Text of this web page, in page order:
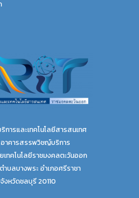
การและเทคโนโลยีสารสนเทศ
อาคารสรรพวิชญ์บริการ
เทคโนโลยีราชมงคลตะวันออก
ำบลบางพระ อำเภอศรีราชา
จังหวัดชลบุรี 20110